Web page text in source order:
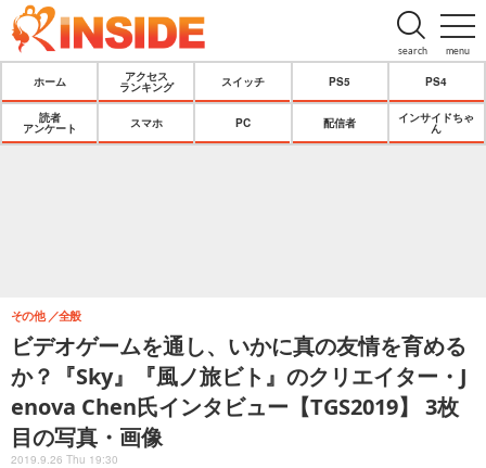
menu
search
ホーム
アクセス
ランキング
スイッチ PS5 PS4
読者
アンケート
スマホ PC 配信者
インサイドちゃ
ん
ビデオゲームを通し、いかに真の友情を育める
か？『Sky』『風ノ旅ビト』のクリエイター・J
enova Chen氏インタビュー【TGS2019】 3枚
目の写真・画像
その他 全般
2019.9.26 Thu 19:30